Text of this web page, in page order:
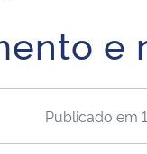
Advocacia-Geral da
Publicado em